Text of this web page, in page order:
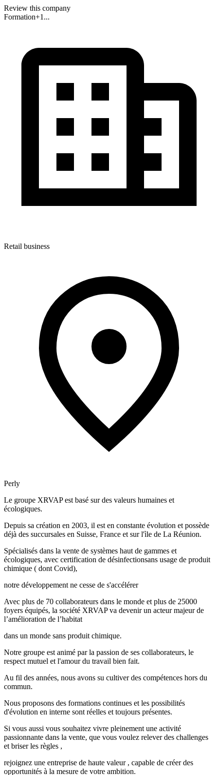
Review this company
Formation+1 ...
Retail business
Perly
Le groupe XRVAP est basé sur des valeurs humaines et
écologiques.
Depuis sa création en 2003, il est en constante évolution et possède
déjà des succursales en Suisse, France et sur l'ìle de La Réunion.
Spécialisés dans la vente de systèmes haut de gammes et
écologiques, avec certification de désinfectionsans usage de produit
chimique ( dont Covid),
notre développement ne cesse de s'accélérer
Avec plus de 70 collaborateurs dans le monde et plus de 25000
foyers équipés, la société XRVAP va devenir un acteur majeur de
l’amélioration de l’habitat
dans un monde sans produit chimique.
Notre groupe est animé par la passion de ses collaborateurs, le
respect mutuel et l'amour du travail bien fait.
Au fil des années, nous avons su cultiver des compétences hors du
commun.
Nous proposons des formations continues et les possibilités
d'évolution en interne sont réelles et toujours présentes.
Si vous aussi vous souhaitez vivre pleinement une activité
passionnante dans la vente, que vous voulez relever des challenges
et briser les règles ,
rejoignez une entreprise de haute valeur , capable de créer des
opportunités à la mesure de votre ambition.